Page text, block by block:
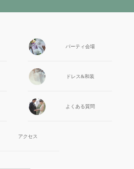
パーティ会場
ドレス&和装
よくある質問
アクセス